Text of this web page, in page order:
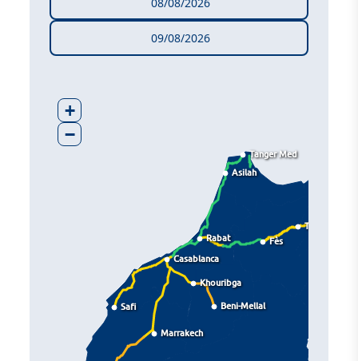
09/08/2026
Safi
Marrakech
Fès
Taza
Beni-Mellal
Rabat
Casablanca
Asilah
Khouribga
Tanger Med
+
−